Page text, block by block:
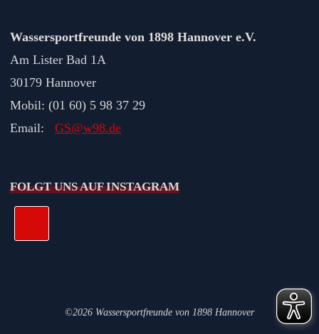
Wassersportfreunde von 1898 Hannover e.V.
Am Lister Bad 1A
30179 Hannover
Mobil: (01 60) 5 98 37 29
Email:GS@w98.de
FOLGT UNS AUF INSTAGRAM
©2026 Wassersportfreunde von 1898 Hannover